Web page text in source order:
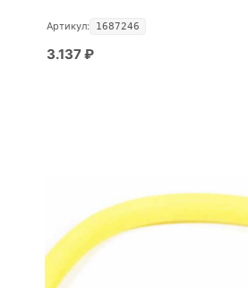
Артикул: 1687246
3.137₽